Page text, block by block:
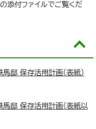
添付ファイルでご覧くだ
邸 保存活用計画（表紙）
馬邸 保存活用計画（表紙以